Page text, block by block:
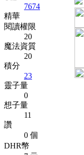
7674
精華
閱讀權限
20
魔法資質
20
積分
23
靈子量
0
想子量
11
讚
0 個
DHR幣